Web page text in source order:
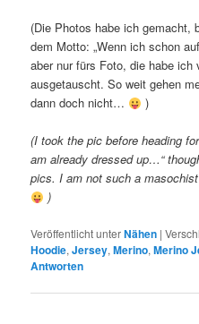
(Die Photos habe ich gemacht,
dem Motto: „Wenn ich schon
aber nur fürs Foto, die habe
ausgetauscht. So weit gehen
dann doch nicht…
)
(I took the pic before heading
am already dressed up…“
pics. I am not such a
)
Veröffentlicht unterNähen |
Hoodie,Jersey,Merino,Merino
Antworten